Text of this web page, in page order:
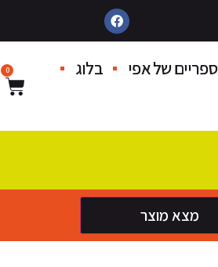
של אפי
בלוג
0
מצא מוצר